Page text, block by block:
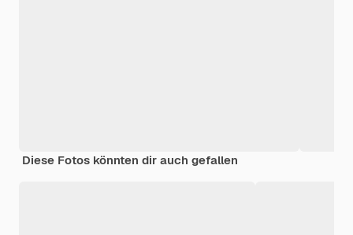
Diese Fotos könnten dir auch gefallen